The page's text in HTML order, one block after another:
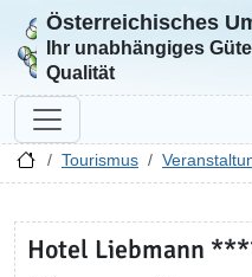
Zur Startseite
Österreichisches
Ihr unabhängiges
Qualität
Tourismus
Hotel Liebmann